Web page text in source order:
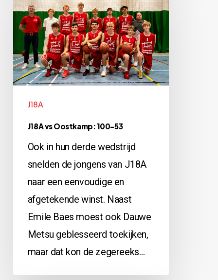
vs
Oostkamp:
100-
53
J18A
J18A vs Oostkamp: 100-53
Ook in hun derde wedstrijd
snelden de jongens van J18A
naar een eenvoudige en
afgetekende winst. Naast
Emile Baes moest ook Dauwe
Metsu geblesseerd toekijken,
maar dat kon de zegereeks…